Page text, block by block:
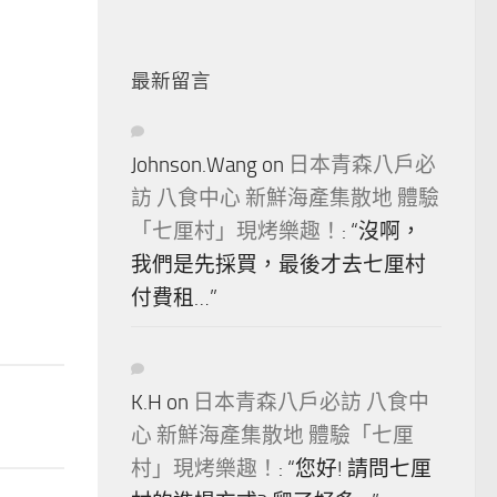
最新留言
Johnson.Wang on 日本青森八戶必
訪 八食中心 新鮮海產集散地 體驗
「七厘村」現烤樂趣！ : “沒啊，
我們是先採買，最後才去七厘村
付費租…”
K.H on 日本青森八戶必訪 八食中
心 新鮮海產集散地 體驗「七厘
村」現烤樂趣！ : “您好! 請問七厘